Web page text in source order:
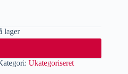
lager
Ukategoriseret